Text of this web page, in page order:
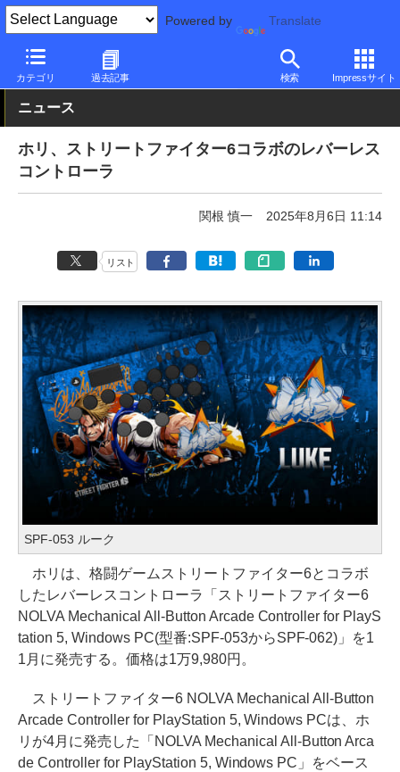
Powered by Translate
カテゴリ 過去記事 検索 Impressサイト
PC Watch 半導体/周辺機器
ニュース
ホリ、ストリートファイター6コラボのレバーレス
コントローラ
関根 慎一 2025年8月6日 11:14
リスト
SPF-053 ルーク
ホリは、格闘ゲームストリートファイター6とコラボ
したレバーレスコントローラ「ストリートファイター6
NOLVA Mechanical All-Button Arcade Controller for PlayS
tation 5, Windows PC(型番:SPF-053からSPF-062)」を1
1月に発売する。価格は1万9,980円。
ストリートファイター6 NOLVA Mechanical All-Button
Arcade Controller for PlayStation 5, Windows PCは、ホ
リが4月に発売した「NOLVA Mechanical All-Button Arca
de Controller for PlayStation 5, Windows PC」をベース